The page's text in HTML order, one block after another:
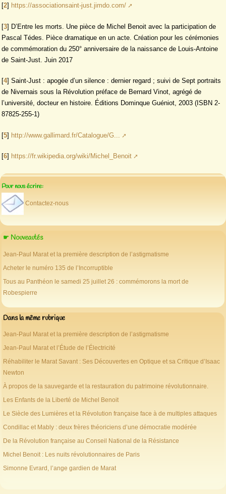
[2] https://associationsaint-just.jimdo.com/
[3] D’Entre les morts. Une pièce de Michel Benoit avec la participation de
Pascal Tédes. Pièce dramatique en un acte. Création pour les cérémonies
de commémoration du 250° anniversaire de la naissance de Louis-Antoine
de Saint-Just. Juin 2017
[4] Saint-Just : apogée d’un silence : dernier regard ; suivi de Sept portraits
de Nivernais sous la Révolution préface de Bernard Vinot, agrégé de
l’université, docteur en histoire. Éditions Dominque Guéniot, 2003 (ISBN 2-
87825-255-1)
[5] http://www.gallimard.fr/Catalogue/G...
[6] https://fr.wikipedia.org/wiki/Michel_Benoit
Pour nous écrire:
Contactez-nous
☛ Nouveautés
Jean-Paul Marat et la première description de l’astigmatisme
Acheter le numéro 135 de l’Incorruptible
Tous au Panthéon le samedi 25 juillet 26 : commémorons la mort de
Robespierre
Dans la même rubrique
Jean-Paul Marat et la première description de l’astigmatisme
Jean-Paul Marat et l’Étude de l’Électricité
Réhabiliter le Marat Savant : Ses Découvertes en Optique et sa Critique d’Isaac
Newton
À propos de la sauvegarde et la restauration du patrimoine révolutionnaire.
Les Enfants de la Liberté de Michel Benoit
Le Siècle des Lumières et la Révolution française face à de multiples attaques
Condillac et Mably : deux frères théoriciens d’une démocratie modérée
De la Révolution française au Conseil National de la Résistance
Michel Benoit : Les nuits révolutionnaires de Paris
Simonne Evrard, l’ange gardien de Marat